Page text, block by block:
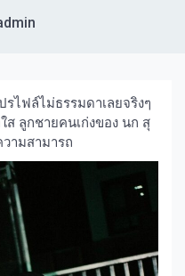
ไฟล์ไม่ธรรมดาเลยจริงๆ
ลูกชายคนเก่งของ นก สุ
ามสามารถ